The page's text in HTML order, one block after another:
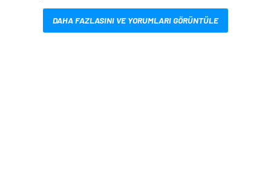
DAHA FAZLASINI VE YORUMLARI GÖRÜNTÜLE